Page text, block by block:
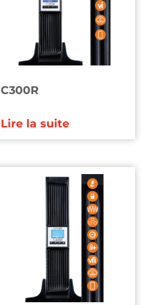
C300R
Lire la suite